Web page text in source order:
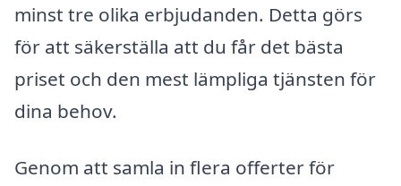
minst tre olika erbjudanden. Detta görs
för att säkerställa att du får det bästa
priset och den mest lämpliga tjänsten för
dina behov.
Genom att samla in flera offerter för